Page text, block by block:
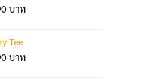
Tee